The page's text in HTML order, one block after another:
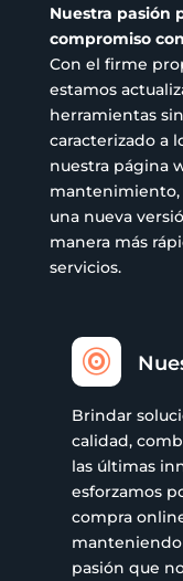
Nuestra pasión
compromiso
Con el firme
estamos
herramientas
caracterizado a
nuestra página
mantenimiento,
una nueva
manera más
servicios.

Brindar
calidad,
las últimas
esforzamos
compra
pasión que